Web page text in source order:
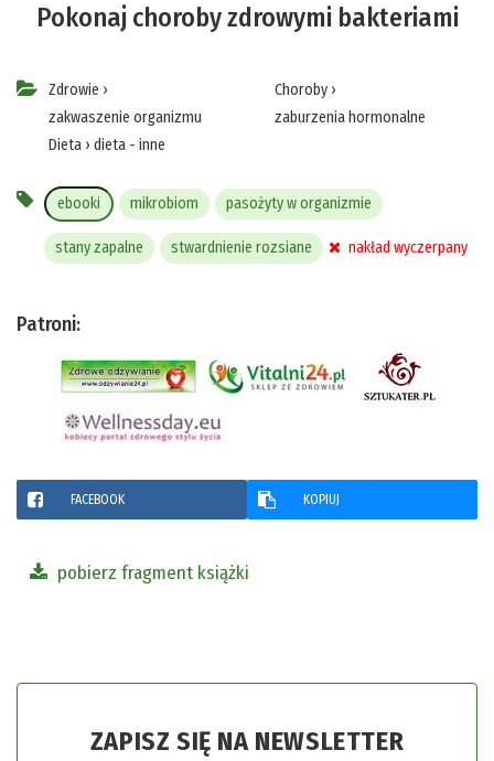
Pokonaj choroby zdrowymi bakteriami
Zdrowie ›
zakwaszenie organizmu
Dieta › dieta - inne
Choroby›
zaburzenia hormonalne
ebooki mikrobiom pasożyty w organizmie
stany zapalne stwardnienie rozsiane nakład wyczerpany
Patroni:
FACEBOOK KOPIUJ
pobierz fragment książki
ZAPISZ SIĘ NA NEWSLETTER